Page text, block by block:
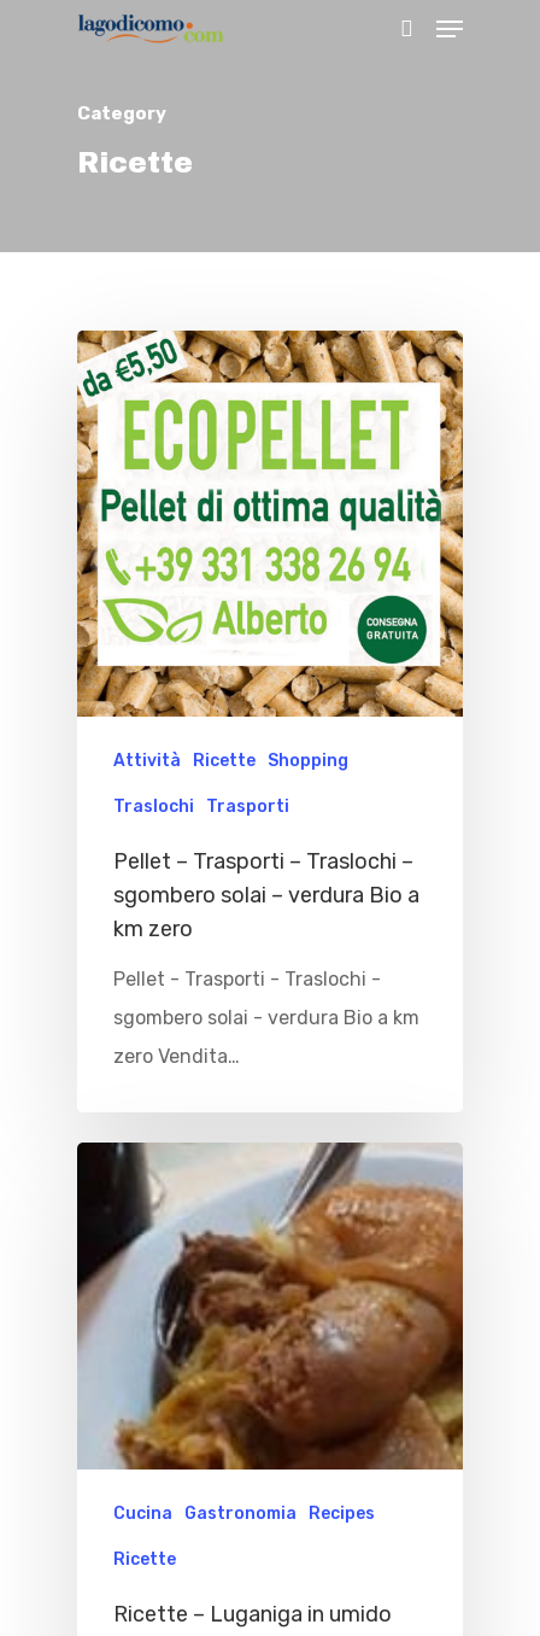
Category
Ricette
Attività Ricette Shopping
Traslochi Trasporti
Pellet – Trasporti – Traslochi –
sgombero solai – verdura Bio a
km zero
Pellet - Trasporti - Traslochi -
sgombero solai - verdura Bio a km
zero Vendita…
Cucina Gastronomia Recipes
Ricette
Ricette – Luganiga in umido